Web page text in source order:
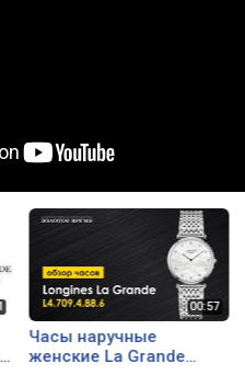
Часы наручные
женские La Grande